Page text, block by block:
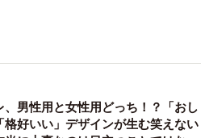
常のリード力」「対人スキル」
ました。
、男性用と女性用どっち！？「おし
格好いい」デザインが生む笑えない